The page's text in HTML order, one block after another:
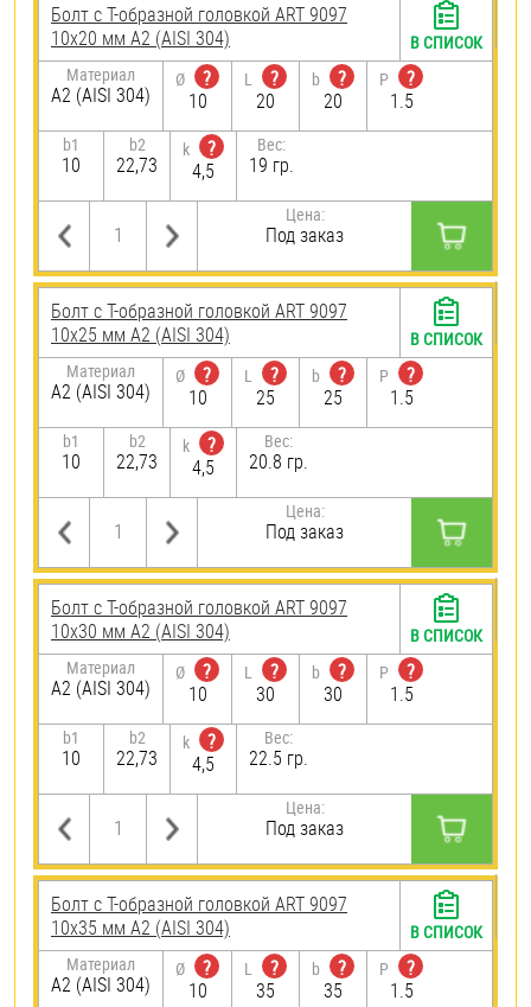
Болт с Т-образной головкой ART 9097
10х20 мм А2 (AISI 304)
Материал
А2 (AISI 304)
Ø
?
10
L
?
20
b
?
20
P
?
1.5
b1
10
b2
22,73
k
?
4,5
Вес:
19 гр.
Цена:
Под заказ
В СПИСОК
Болт с Т-образной головкой ART 9097
10х25 мм А2 (AISI 304)
Материал
А2 (AISI 304)
Ø
?
10
L
?
25
b
?
25
P
?
1.5
b1
10
b2
22,73
k
?
4,5
Вес:
20.8 гр.
Цена:
Под заказ
В СПИСОК
Болт с Т-образной головкой ART 9097
10х30 мм А2 (AISI 304)
Материал
А2 (AISI 304)
Ø
?
10
L
?
30
b
?
30
P
?
1.5
b1
10
b2
22,73
k
?
4,5
Вес:
22.5 гр.
Цена:
Под заказ
В СПИСОК
Болт с Т-образной головкой ART 9097
10х35 мм А2 (AISI 304)
Материал
А2 (AISI 304)
Ø
?
10
L
?
35
b
?
35
P
?
1.5
В СПИСОК